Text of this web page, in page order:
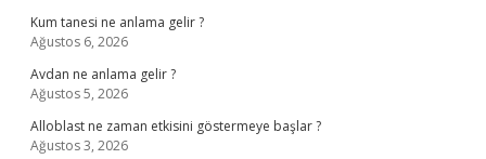
Kum tanesi ne anlama gelir ?
Ağustos 6, 2026
Avdan ne anlama gelir ?
Ağustos 5, 2026
Alloblast ne zaman etkisini göstermeye başlar ?
Ağustos 3, 2026